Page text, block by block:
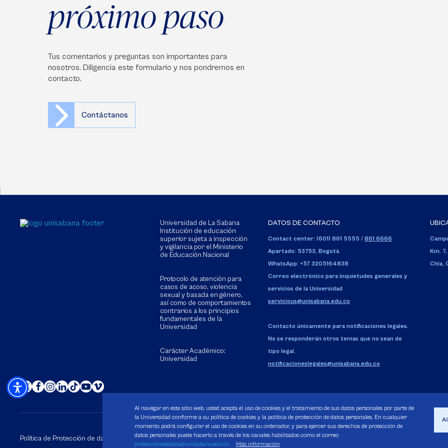
próximo paso
Tus comentarios y preguntas son importantes para
nosotros. Diligencia este formulario y nos pondremos en
contacto.
Contáctanos
Universidad de La Sabana
Institución de educación
superior sujeta a inspección
y vigilancia por el Ministerio
de Educación Nacional
Protocolo de atención para
casos de acoso, violencia
sexual y basada en género,
así como de comportamientos
contrarios a los principios
fundamentales de la
Universidad
Carácter Académico:
Universidad
DATOS DE CONTACTO
Contact center: (601) 861 5555 / 861 6666
Apartado: 53753, Bogotá.
WhatsApp: +57 3205164838
Correo electrónico para inquietudes generales y
servicios de la Universidad
servicious@unisabana.edu.co
Contacto únicamente para notificaciones legales.
No se responderán otros temas que no sean de
tipo legal.
notificacioneslegales@unisabana.edu.co
Km.
Chía,
Política de Protección de datos Política de Cookies Derechos Pecuniarios
Al navegar en este sitio web, usted acepta el uso de cookies y el tratamiento de sus datos personales por parte de
la Universidad conforme a su política de cookies y la política de protección de datos personales. En cualquier
momento podrá configurar el uso de cookies en su ordenador, y para ejercer sus derechos de protección de
datos personales puede hacerlo a través de los canales habilitados como el correo
protecciondedatos@unisabana.edu.co
Más información